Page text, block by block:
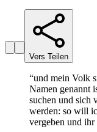
Vers Teilen
“und mein Volk
Namen genannt
suchen und sich
werden: so will
vergeben und